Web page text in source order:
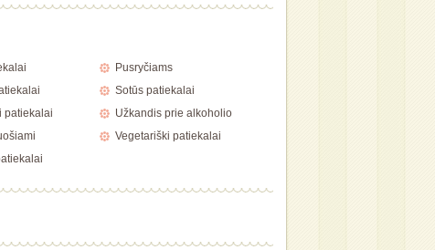
patiekalai
Pusryčiams
Sotūs patiekalai
Užkandis prie alkoholio
Vegetariški patiekalai